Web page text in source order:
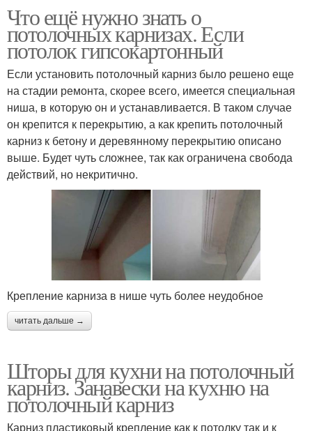
Что ещё нужно знать о
потолочных карнизах. Если
потолок гипсокартонный
Если установить потолочный карниз было решено еще
на стадии ремонта, скорее всего, имеется специальная
ниша, в которую он и устанавливается. В таком случае
он крепится к перекрытию, а как крепить потолочный
карниз к бетону и деревянному перекрытию описано
выше. Будет чуть сложнее, так как ограничена свобода
действий, но некритично.
Крепление карниза в нише чуть более неудобное
читать дальше →
Шторы для кухни на потолочный
карниз. Занавески на кухню на
потолочный карниз
Карниз пластиковый крепление как к потолку так и к